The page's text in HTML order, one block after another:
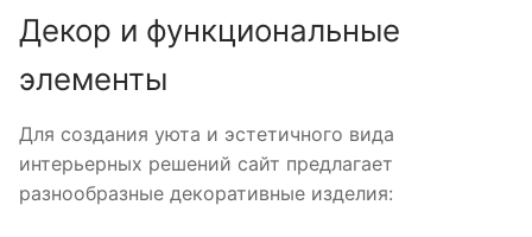
Декор и функциональные
элементы
Для создания уюта и эстетичного вида
интерьерных решений сайт предлагает
разнообразные декоративные изделия: